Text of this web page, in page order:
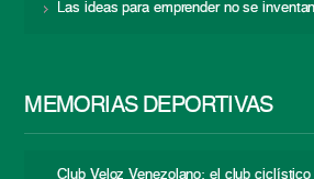
Las ideas para emprender no se
MEMORIAS DEPORTIVAS
Club Veloz Venezolano: el club